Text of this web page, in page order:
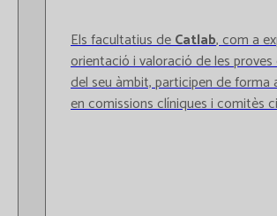
Els facultatius deCatlab, com a
orientació i valoració de les
del seu àmbit, participen de
en comissions clíniques i comitès